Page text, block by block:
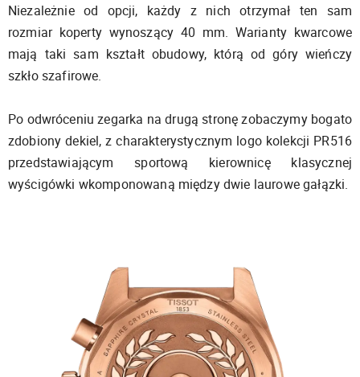
Niezależnie od opcji, każdy z nich otrzymał ten sam
rozmiar koperty wynoszący 40 mm. Warianty kwarcowe
mają taki sam kształt obudowy, którą od góry wieńczy
szkło szafirowe.
Po odwróceniu zegarka na drugą stronę zobaczymy bogato
zdobiony dekiel, z charakterystycznym logo kolekcji PR516
przedstawiającym sportową kierownicę klasycznej
wyścigówki wkomponowaną między dwie laurowe gałązki.